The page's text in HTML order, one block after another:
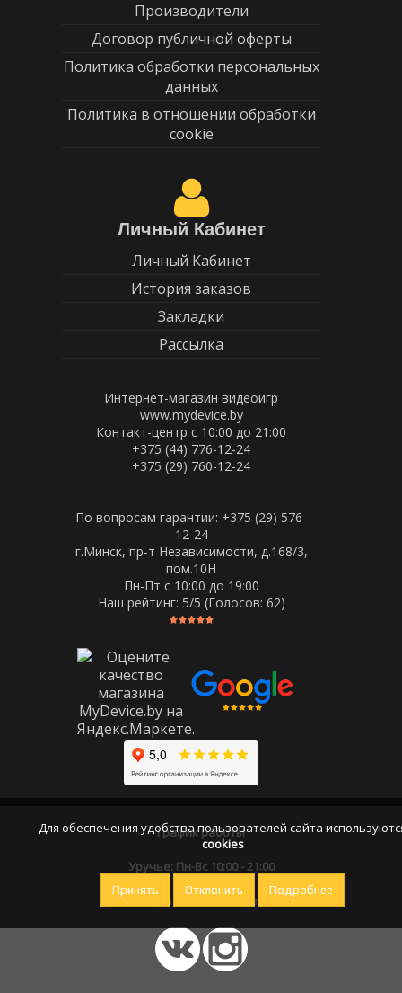
Производители
Договор публичной оферты
Политика обработки персональных
данных
Политика в отношении обработки
cookie
Личный Кабинет
Личный Кабинет
История заказов
Закладки
Рассылка
Интернет-магазин видеоигр
www.mydevice.by
Контакт-центр с 10:00 до 21:00
+375 (44) 776-12-24
+375 (29) 760-12-24
По вопросам гарантии: +375 (29) 576-
12-24
г.Минск, пр-т Независимости, д.168/3,
пом.10Н
Пн-Пт c 10:00 до 19:00
Наш рейтинг: 5/5 (Голосов: 62)
График работы
Уручье: Пн-Вс 10:00 - 21:00
Оставайтесь на связи
Для обеспечения удобства пользователей сайта
cookies
Принять Отклонить Подробнее